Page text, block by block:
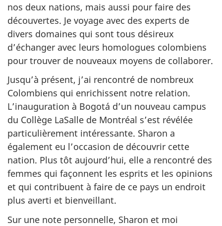
nos deux nations, mais aussi pour faire des
découvertes. Je voyage avec des experts de
divers domaines qui sont tous désireux
d’échanger avec leurs homologues colombiens
pour trouver de nouveaux moyens de collaborer.
Jusqu’à présent, j’ai rencontré de nombreux
Colombiens qui enrichissent notre relation.
L’inauguration à Bogotá d’un nouveau campus
du Collège LaSalle de Montréal s’est révélée
particulièrement intéressante. Sharon a
également eu l’occasion de découvrir cette
nation. Plus tôt aujourd’hui, elle a rencontré des
femmes qui façonnent les esprits et les opinions
et qui contribuent à faire de ce pays un endroit
plus averti et bienveillant.
Sur une note personnelle, Sharon et moi